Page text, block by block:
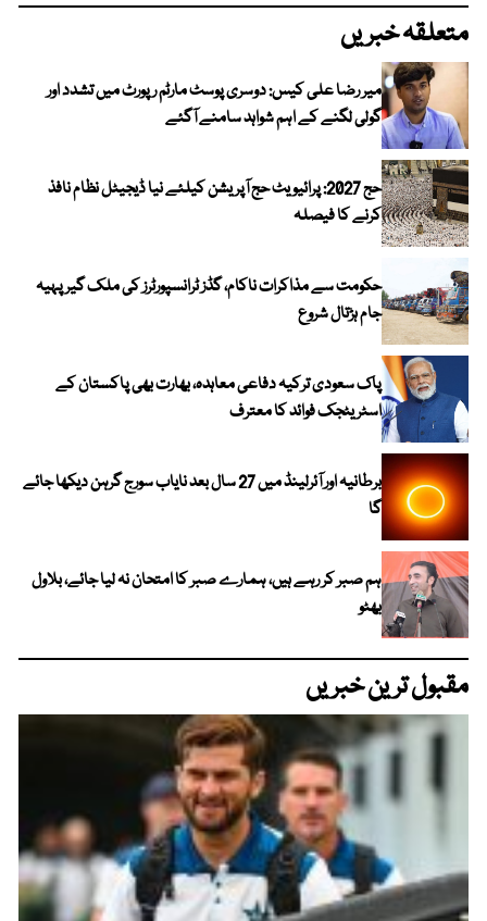
متعلقہ خبریں
میر رضا علی کیس: دوسری پوسٹ مارٹم رپورٹ میں تشدد اور
گولی لگنے کے اہم شواہد سامنے آگئے
حج 2027: پرائیویٹ حج آپریشن کیلئے نیا ڈیجیٹل نظام نافذ
کرنے کا فیصلہ
حکومت سے مذاکرات ناکام، گڈز ٹرانسپورٹرز کی ملک گیر پہیہ
جام ہڑتال شروع
پاک سعودی ترکیہ دفاعی معاہدہ، بھارت بھی پاکستان کے
اسٹریٹجک فوائد کا معترف
برطانیہ اور آئرلینڈ میں 27 سال بعد نایاب سورج گرہن دیکھا جائے
گا
ہم صبر کر رہے ہیں، ہمارے صبر کا امتحان نہ لیا جائے، بلاول
بھٹو
مقبول ترین خبریں